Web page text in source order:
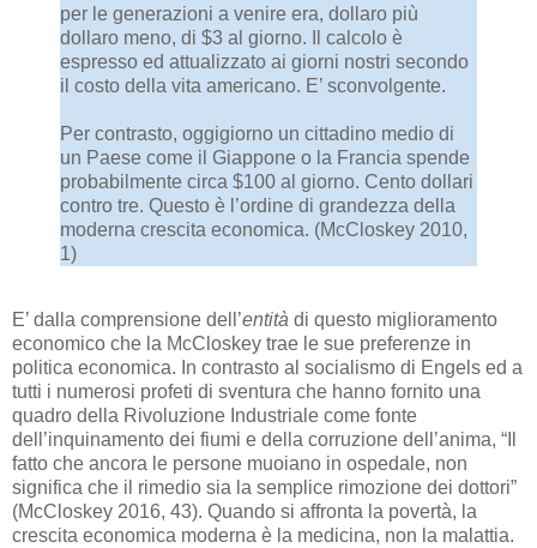
per le generazioni a venire era, dollaro più
dollaro meno, di $3 al giorno. Il calcolo è
espresso ed attualizzato ai giorni nostri secondo
il costo della vita americano. E’ sconvolgente.
Per contrasto, oggigiorno un cittadino medio di
un Paese come il Giappone o la Francia spende
probabilmente circa $100 al giorno. Cento dollari
contro tre. Questo è l’ordine di grandezza della
moderna crescita economica. (McCloskey 2010,
1)
E’ dalla comprensione dell’entità di questo miglioramento
economico che la McCloskey trae le sue preferenze in
politica economica. In contrasto al socialismo di Engels ed a
tutti i numerosi profeti di sventura che hanno fornito una
quadro della Rivoluzione Industriale come fonte
dell’inquinamento dei fiumi e della corruzione dell’anima, “Il
fatto che ancora le persone muoiano in ospedale, non
significa che il rimedio sia la semplice rimozione dei dottori”
(McCloskey 2016, 43). Quando si affronta la povertà, la
crescita economica moderna è la medicina, non la malattia.